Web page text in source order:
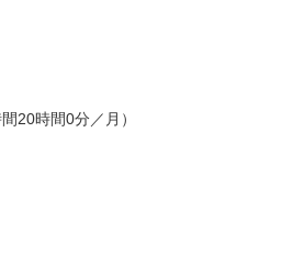
20時間0分／月）